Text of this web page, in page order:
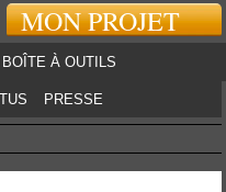
MON PROJET
BOÎTE À OUTILS
PRESSE